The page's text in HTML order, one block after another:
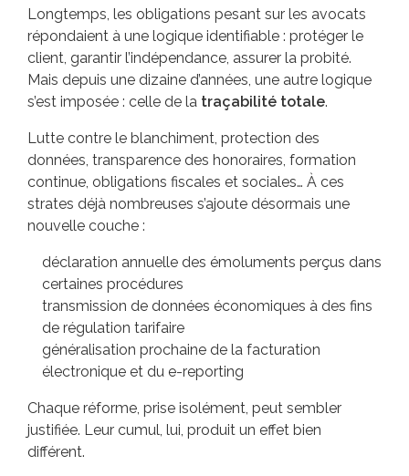
Longtemps, les obligations pesant sur les avocats
répondaient à une logique identifiable : protéger le
client, garantir l’indépendance, assurer la probité.
Mais depuis une dizaine d’années, une autre logique
s’est imposée : celle de la traçabilité totale.
Lutte contre le blanchiment, protection des
données, transparence des honoraires, formation
continue, obligations fiscales et sociales… À ces
strates déjà nombreuses s’ajoute désormais une
nouvelle couche :
déclaration annuelle des émoluments perçus dans
certaines procédures
transmission de données économiques à des fins
de régulation tarifaire
généralisation prochaine de la facturation
électronique et du e-reporting
Chaque réforme, prise isolément, peut sembler
justifiée. Leur cumul, lui, produit un effet bien
différent.